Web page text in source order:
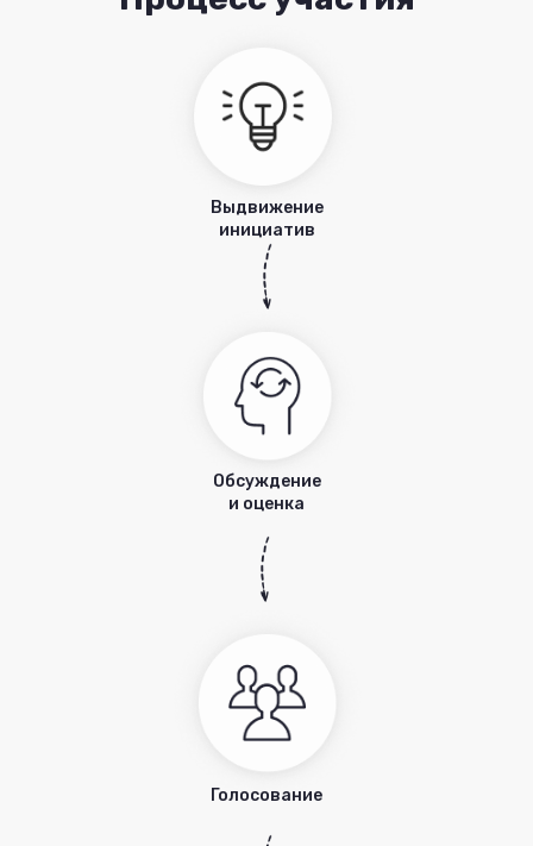
Выдвижение
инициатив
Голосование
Обсуждение
и оценка